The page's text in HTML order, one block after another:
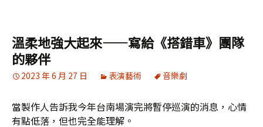
溫柔地強大起來——寫給《搭錯車》團隊
的夥伴
2023 年 6 月 27 日 表演藝術 音樂劇
當製作人告訴我今年台南場演完將暫停巡演的消息，心情
有點低落，但也完全能理解。